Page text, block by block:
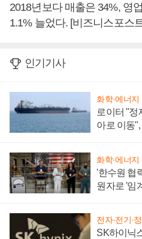
2018년보다 매출은 34%, 영
1.1% 늘었다. [비즈니스포스
인기기사
화학·에너지
로이터 "정
아로 이동
화학·에너지
'한수원 협
원자로 '임
전자·전기·
SK하이닉